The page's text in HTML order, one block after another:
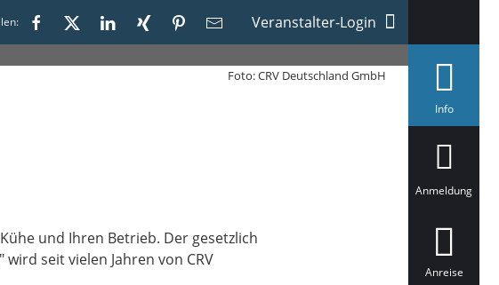
Veranstalter-Login
Foto: CRV Deutschland GmbH
Infoa
ä
t
Anmeldung
Anreise
und Ihren Betrieb. Der gesetzlich
seit vielen Jahren von CRV